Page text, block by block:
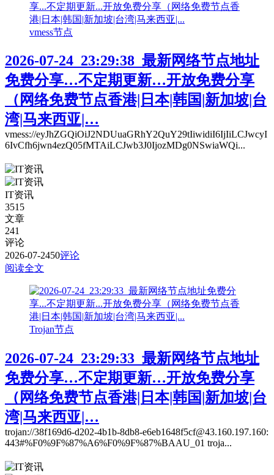
vmess节点
2026-07-24_23:29:38_最新网络节点地址
免费分享…不定期更新…开放免费分享
（网络免费节点香港|日本|韩国|新加坡|台
湾|马来西亚|…
vmess://eyJhZGQiOiJ2NDUuaGRhY2QuY29tIiwidiI6IjIiLCJwcyI
6IvCfh6jwn4ezQ05fMTAiLCJwb3J0IjozMDg0NSwiaWQi...
IT资讯
3515
文章
241
评论
2026-07-2450评论
阅读全文
Trojan节点
2026-07-24_23:29:33_最新网络节点地址
免费分享…不定期更新…开放免费分享
（网络免费节点香港|日本|韩国|新加坡|台
湾|马来西亚|…
trojan://38f169d6-d202-4b1b-8db8-e6eb1648f5cf@43.160.197.160:
443#%F0%9F%87%A6%F0%9F%87%BAAU_01 troja...